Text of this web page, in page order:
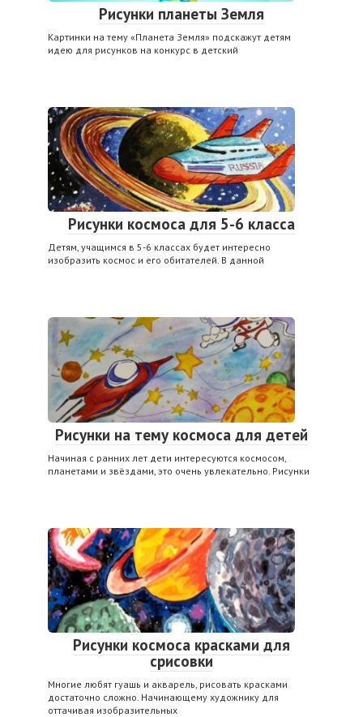
Рисунки планеты Земля
Картинки на тему «Планета Земля» подскажут детям
идею для рисунков на конкурс в детский
Рисунки космоса для 5-6 класса
Детям, учащимся в 5-6 классах будет интересно
изобразить космос и его обитателей. В данной
Рисунки на тему космоса для детей
Начиная с ранних лет дети интересуются космосом,
планетами и звёздами, это очень увлекательно. Рисунки
Рисунки космоса красками для
срисовки
Многие любят гуашь и акварель, рисовать красками
достаточно сложно. Начинающему художнику для
оттачивая изобразительных